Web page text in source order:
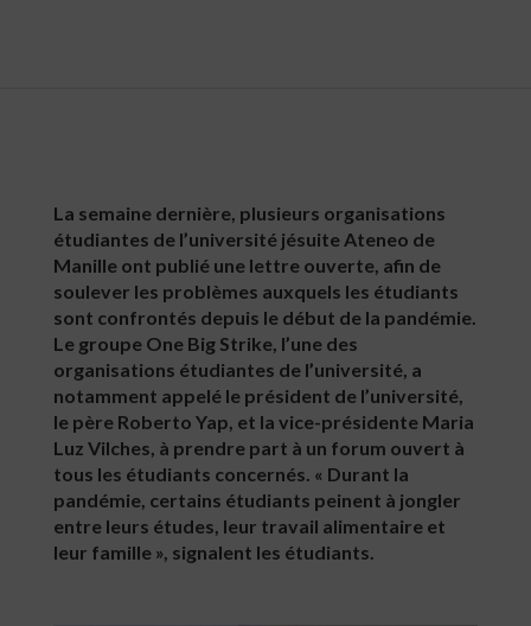
La semaine dernière, plusieurs organisations
étudiantes de l’université jésuite Ateneo de
Manille ont publié une lettre ouverte, afin de
soulever les problèmes auxquels les étudiants
sont confrontés depuis le début de la pandémie.
Le groupe One Big Strike, l’une des
organisations étudiantes de l’université, a
notamment appelé le président de l’université,
le père Roberto Yap, et la vice-présidente Maria
Luz Vilches, à prendre part à un forum ouvert à
tous les étudiants concernés. « Durant la
pandémie, certains étudiants peinent à jongler
entre leurs études, leur travail alimentaire et
leur famille », signalent les étudiants.